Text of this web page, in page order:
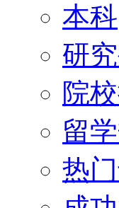
本科
研
院
留
热